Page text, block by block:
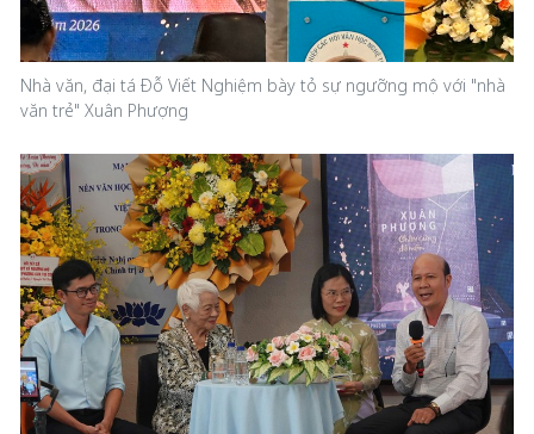
Nhà văn, đại tá Đỗ Viết Nghiệm bày tỏ sự ngưỡng mộ với "nhà
văn trẻ" Xuân Phượng